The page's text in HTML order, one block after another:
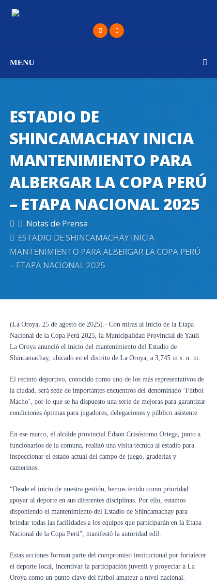
MENU
ESTADIO DE
SHINCAMACHAY INICIA
MANTENIMIENTO PARA
ALBERGAR LA COPA PERÚ
– ETAPA NACIONAL 2025
Notas de Prensa
ESTADIO DE SHINCAMACHAY INICIA
MANTENIMIENTO PARA ALBERGAR LA COPA PERÚ
– ETAPA NACIONAL 2025
(La Oroya, 25 de agosto de 2025).- Con miras al inicio de la Etapa
Nacional de la Copa Perú 2025, la Municipalidad Provincial de Yauli –
La Oroya anunció el inicio del mantenimiento del Estadio de
Shincamachay, ubicado en el distrito de La Oroya, a 3,745 m s. n. m.
El recinto deportivo, conocido como uno de los más representativos de
la ciudad, será sede de importantes encuentros del denominado ‘Fútbol
Macho’, por lo que se ha dispuesto una serie de mejoras para garantizar
condiciones óptimas para jugadores, delegaciones y público asistente.
En ese marco, el alcalde provincial Edson Crisóstomo Ortega, junto a
funcionarios de la comuna, realizó una visita técnica al estadio para
inspeccionar el estado actual del campo de juego, graderías y
camerinos.
“Desde el inicio de nuestra gestión, hemos tenido como prioridad
apoyar al deporte en sus diferentes disciplinas. Por ello, estamos
disponiendo el mantenimiento del Estadio de Shincamachay para
brindar todas las facilidades a los equipos que participarán en la Etapa
Nacional de la Copa Perú”, manifestó la autoridad edil.
Estas acciones forman parte del compromiso institucional por fortalecer
el deporte local, incentivar la participación juvenil y proyectar a La
Oroya como un punto clave del fútbol amateur a nivel nacional.